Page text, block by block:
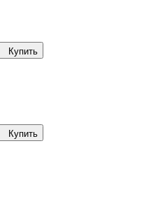
Купить
Купить